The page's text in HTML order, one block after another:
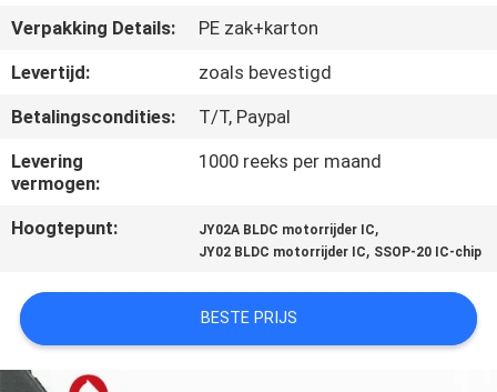
CONTACT
MET
ONS
OFFERTE
Verpakking Details:
PE zak+karton
Levertijd:
zoals bevestigd
Betalingscondities:
T/T, Paypal
Levering
vermogen:
1000 reeks per maand
Hoogtepunt: JY02A BLDC motorrijder IC,
JY02 BLDC motorrijder IC, SSOP-20 IC-chip
BESTE PRIJS